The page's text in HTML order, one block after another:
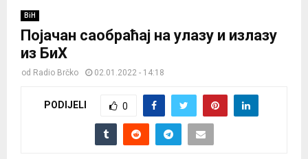
BiH
Појачан саобраћај на улазу и излазу
из БиХ
od Radio Brčko 02.01.2022 - 14:18
PODIJELI 0